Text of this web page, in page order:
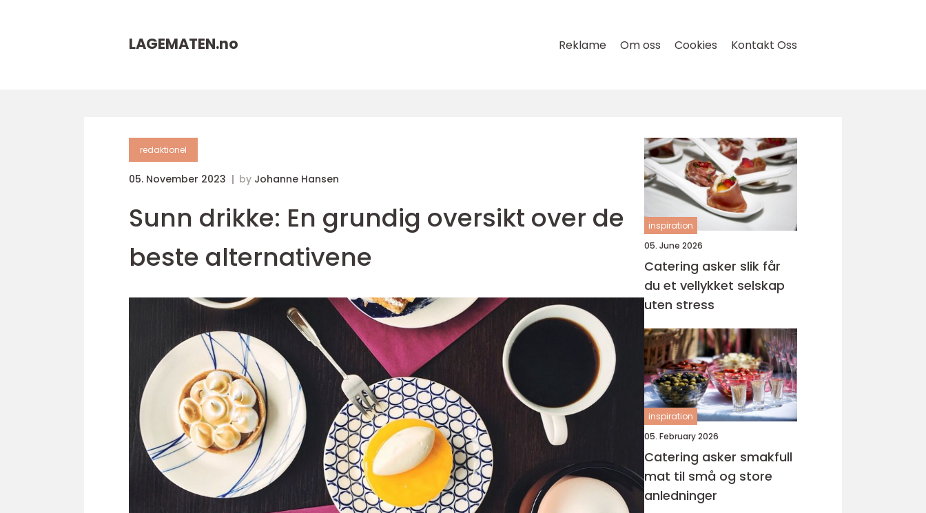
LAGEMATEN.no Reklame Om oss Cookies Kontakt Oss
redaktionel
05. November 2023 by Johanne Hansen
Sunn drikke: En grundig oversikt over de
beste alternativene
inspiration
05. June 2026
Catering asker slik får
du et vellykket selskap
uten stress
inspiration
05. February 2026
Catering asker smakfull
mat til små og store
anledninger